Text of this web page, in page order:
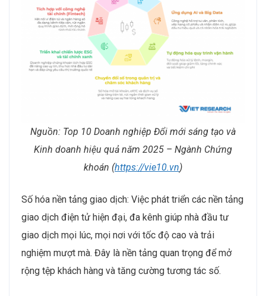
Nguồn: Top 10 Doanh nghiệp Đổi mới sáng tạo và
Kinh doanh hiệu quả năm 2025 – Ngành Chứng
khoán (https://vie10.vn)
Số hóa nền tảng giao dịch: Việc phát triển các nền tảng
giao dịch điện tử hiện đại, đa kênh giúp nhà đầu tư
giao dịch mọi lúc, mọi nơi với tốc độ cao và trải
nghiệm mượt mà. Đây là nền tảng quan trọng để mở
rộng tệp khách hàng và tăng cường tương tác số.